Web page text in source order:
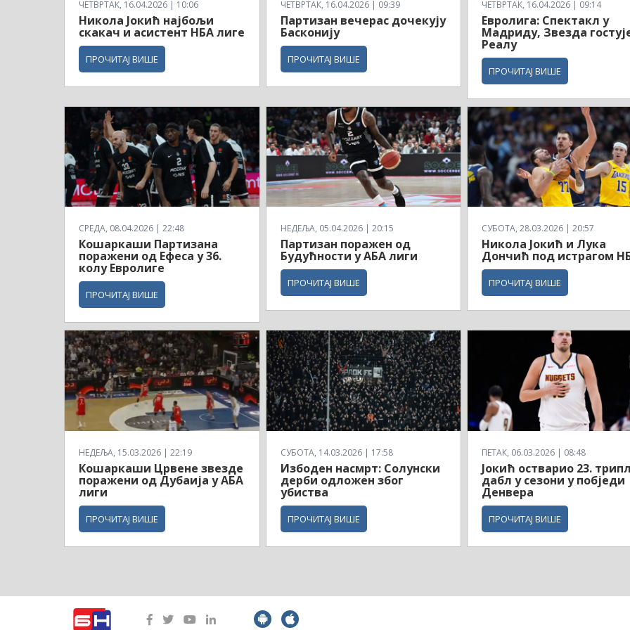
ЧЕТВРТАК, 16.04.2026 | 10:06
Никола Јокић најбољи
скакач и асистент НБА лиге
ПРОЧИТАЈ ВИШЕ
ЧЕТВРТАК, 16.04.2026 | 09:39
Партизан вечерас дочекују
Басконију
ПРОЧИТАЈ ВИШЕ
ЧЕТВРТАК, 16.04.2026 | 09:14
Евролига: Спектакл у
Мадриду, Звезда
Реалу
ПРОЧИТАЈ ВИШЕ
СРЕДА, 08.04.2026 | 22:48
Кошаркаши Партизана
поражени од Ефеса у 36.
колу Евролиге
ПРОЧИТАЈ ВИШЕ
НЕДЕЉА, 05.04.2026 | 20:15
Партизан поражен од
Будућности у АБА лиги
ПРОЧИТАЈ ВИШЕ
СУБОТА, 28.03.2026 | 20:57
Никола Јокић и Лука
Дончић под истрагом
ПРОЧИТАЈ ВИШЕ
НЕДЕЉА, 15.03.2026 | 22:19
Кошаркаши Црвене звезде
поражени од Дубаија у АБА
лиги
ПРОЧИТАЈ ВИШЕ
СУБОТА, 14.03.2026 | 17:58
Избоден насмрт: Солунски
дерби одложен због
убиства
ПРОЧИТАЈ ВИШЕ
ПЕТАК, 06.03.2026 | 08:48
Јокић остварио 23.
дабл у сезони у побједи
Денвера
ПРОЧИТАЈ ВИШЕ